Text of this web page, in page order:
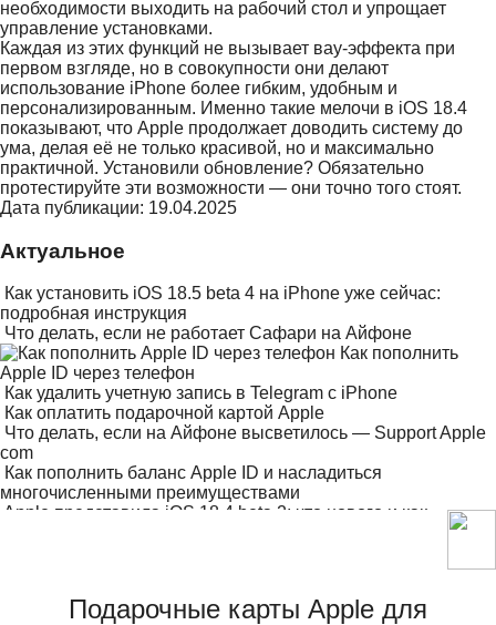
необходимости выходить на рабочий стол и упрощает
управление установками.
Каждая из этих функций не вызывает вау-эффекта при
первом взгляде, но в совокупности они делают
использование iPhone более гибким, удобным и
персонализированным. Именно такие мелочи в iOS 18.4
показывают, что Apple продолжает доводить систему до
ума, делая её не только красивой, но и максимально
практичной. Установили обновление? Обязательно
протестируйте эти возможности — они точно того стоят.
Дата публикации: 19.04.2025
Актуальное
Как установить iOS 18.5 beta 4 на iPhone уже сейчас:
подробная инструкция
Что делать, если не работает Сафари на Айфоне
Как пополнить
Apple ID через телефон
Как удалить учетную запись в Telegram с iPhone
Как оплатить подарочной картой Apple
Что делать, если на Айфоне высветилось — Support Apple
com
Как пополнить баланс Apple ID и насладиться
многочисленными преимуществами
Apple представила iOS 18.4 beta 2: что нового и как
Подарочные карты Apple для